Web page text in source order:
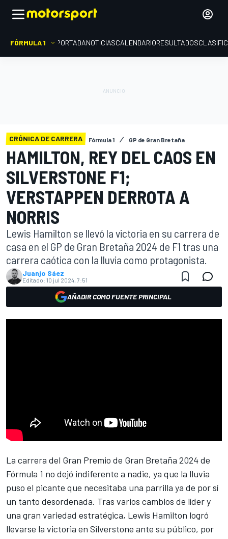
FÓRMULA 1 PORTADANOTICIASCALENDARIORESULTADOS
CRÓNICA DE CARRERA Fórmula 1 GP de Gran Bretaña
HAMILTON, REY DEL CAOS EN
SILVERSTONE F1;
VERSTAPPEN DERROTA A
NORRIS
Lewis Hamilton se llevó la victoria en su carrera de
casa en el GP de Gran Bretaña 2024 de F1 tras una
carrera caótica con la lluvia como protagonista.
Juanjo Sáez
Editado: 10 jul 2024, 7:51
AÑADIR COMO FUENTE PRINCIPAL
La carrera del Gran Premio de Gran Bretaña 2024 de
Fórmula 1 no dejó indiferente a nadie, ya que la lluvia
puso el picante que necesitaba una parrilla ya de por sí
un tanto desordenada. Tras varios cambios de líder y
una gran variedad estratégica, Lewis Hamilton logró
llevarse la victoria en Silverstone ante su público, por